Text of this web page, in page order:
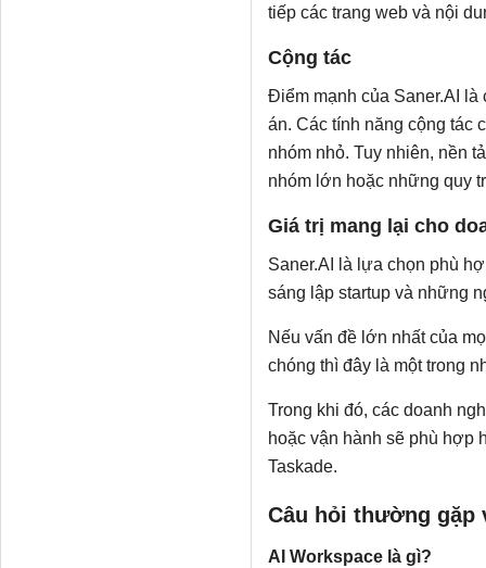
tiếp các trang web và nội
Cộng tác
Điểm mạnh của Saner.AI
án. Các tính năng cộng tác
nhóm nhỏ. Tuy nhiên, nền
nhóm lớn hoặc những quy
Giá trị mang lại cho
Saner.AI là lựa chọn phù
sáng lập startup và những
Nếu vấn đề lớn nhất của
chóng thì đây là một trong
Trong khi đó, các doanh
hoặc vận hành sẽ phù hợp
Taskade.
Câu hỏi thường gặp
AI Workspace là gì?